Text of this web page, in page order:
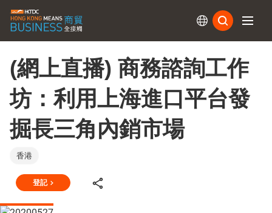
(網上直播) 商務諮詢工作
坊：利用上海進口平台發
掘長三角內銷市場
香港
登記